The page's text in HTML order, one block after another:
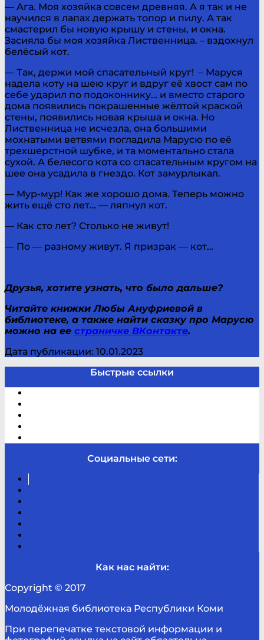
— Ага. Моя хозяйка совсем древняя. А я так и не
научился в лапах держать топор и пилу. А так
смастерил бы новую крышу и стены, и окна.
Засияла бы моя хозяйка Лиственница. – вздохнул
белёсый кот.
— Так, держи мой спасательный круг! – Маруся
надела коту на шею круг и вдруг её хвост сам по
себе ударил по подоконнику… и вместо старого
дома появились покрашенные жёлтой краской
стены, появились новая крыша и окна. Но
Лиственница не исчезла, она большими
мохнатыми ветвями погладила Марусю по её
трехшерстной шубке, и та моментально стала
сухой. А белесого кота со спасательным кругом на
шее она усадила в гнездо. Кот замурлыкал.
— Мур-мур! Как же хорошо дома. Теперь можно
жить ещё сто лет… — ляпнул кот.
— Как сто лет? Столько не живут!
— По — разному живут. Я призрак — кот…
Друзья, хотите узнать, что было дальше?
Читайте книжки Любы Ануфриевой в
библиотеке, а также найти сказку про Марусю
можно на ее страничке ВКонтакте.
Дата публикации: 10.01.2023
Быстрые ссылки
Социальные сети:
Как нас найти:
Copyright © 2017
Молодёжная библиотека Республики Коми
При перепечатке текстовой информации и